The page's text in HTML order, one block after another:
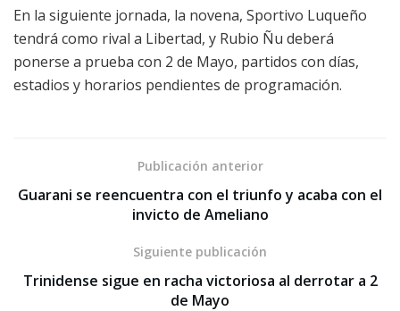
En la siguiente jornada, la novena, Sportivo Luqueño
tendrá como rival a Libertad, y Rubio Ñu deberá
ponerse a prueba con 2 de Mayo, partidos con días,
estadios y horarios pendientes de programación.
Publicación anterior
Guarani se reencuentra con el triunfo y acaba con el
invicto de Ameliano
Siguiente publicación
Trinidense sigue en racha victoriosa al derrotar a 2
de Mayo